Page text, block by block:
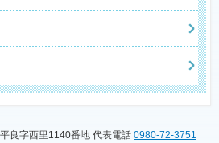
良字西里1140番地 代表電話 0980-72-3751